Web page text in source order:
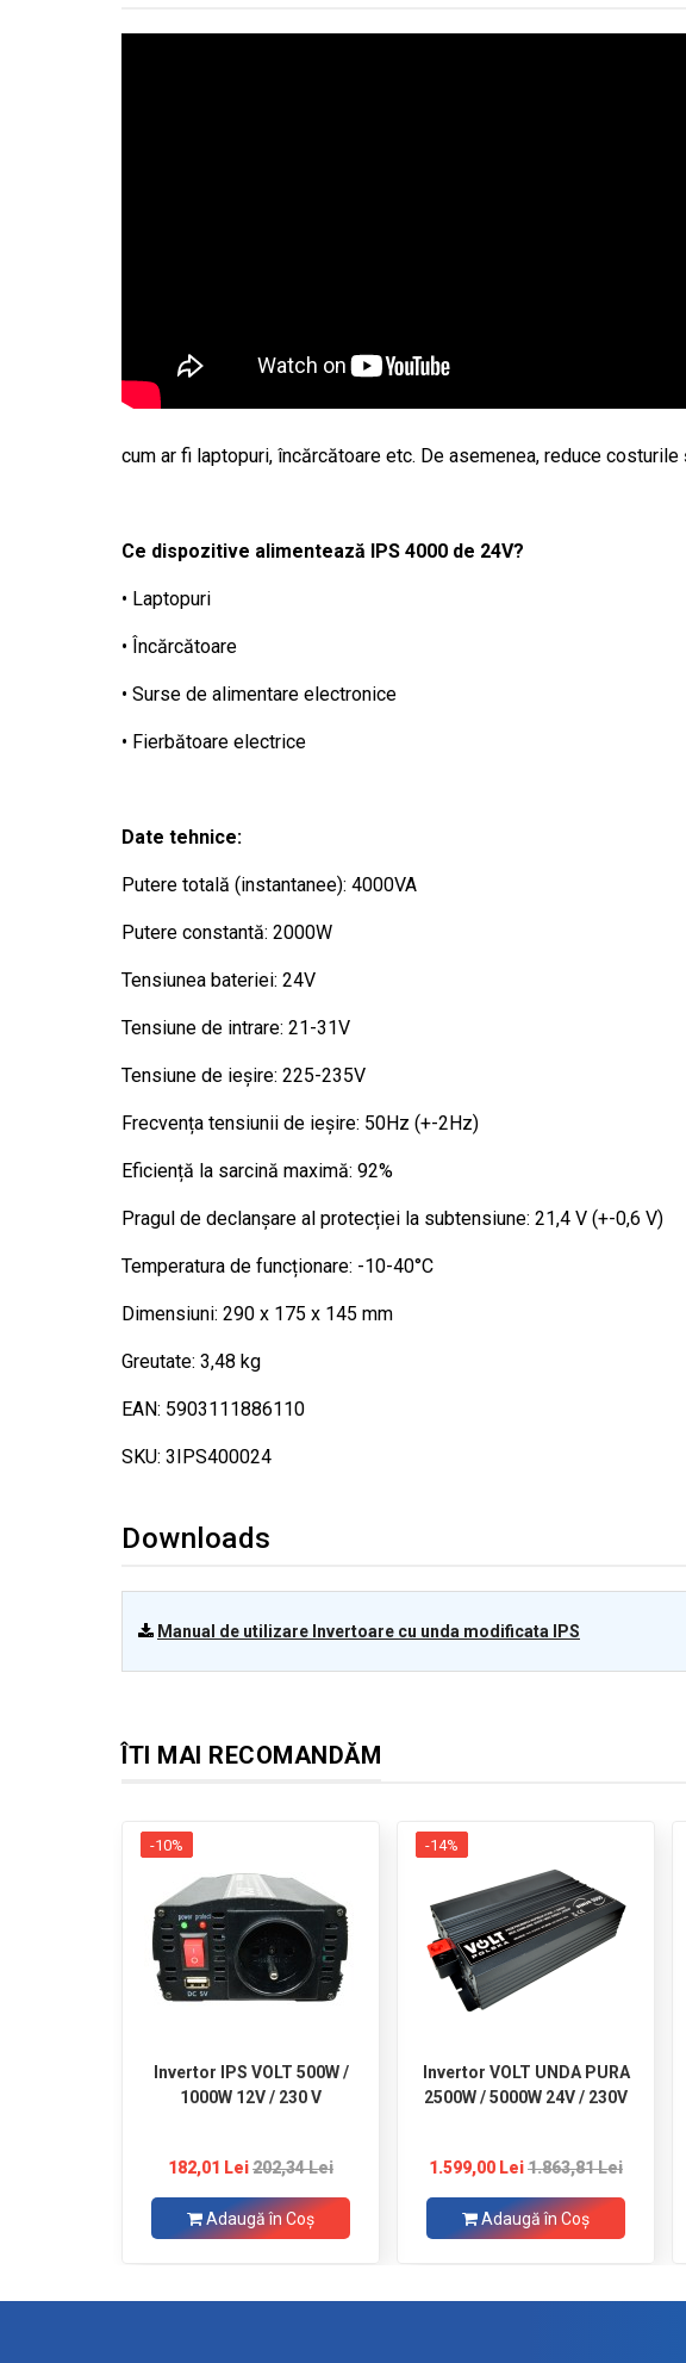
cum ar fi laptopuri, încărcătoare etc. De asemenea, reduce
Ce dispozitive alimentează IPS 4000 de 24V?
• Laptopuri
• Încărcătoare
• Surse de alimentare electronice
• Fierbătoare electrice
Date tehnice:
Putere totală (instantanee): 4000VA
Putere constantă: 2000W
Tensiunea bateriei: 24V
Tensiune de intrare: 21-31V
Tensiune de ieșire: 225-235V
Frecvența tensiunii de ieșire: 50Hz (+-2Hz)
Eficiență la sarcină maximă: 92%
Pragul de declanșare al protecției la subtensiune: 21,4 V (+-0,6 V)
Temperatura de funcționare: -10-40°C
Dimensiuni: 290 x 175 x 145 mm
Greutate: 3,48 kg
EAN: 5903111886110
SKU: 3IPS400024
Downloads
Manual de utilizare Invertoare cu unda modificata IPS
ÎTI MAI RECOMANDĂM
Invertor IPS VOLT 500W /
1000W 12V / 230 V
182,01 Lei202,34 Lei
-10%
Adaugă în Coş
Invertor VOLT UNDA PURA
2500W / 5000W 24V / 230V
1.599,00 Lei1.863,81 Lei
-14%
Adaugă în Coş